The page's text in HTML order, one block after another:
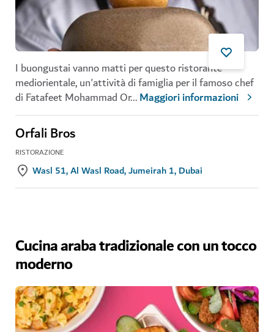
I buongustai vanno matti per questo ristorante
mediorientale, un'attività di famiglia per il famoso chef
di Fatafeet Mohammad Or...Maggiori informazioni
Orfali Bros
RISTORAZIONE
Wasl 51, Al Wasl Road, Jumeirah 1, Dubai
Cucina araba tradizionale con un tocco
moderno